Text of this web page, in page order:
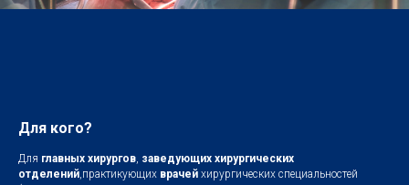
Для кого?
Для главных хирургов заведующих хирургических
отделений ,практикующих врачей хирургических специальностей